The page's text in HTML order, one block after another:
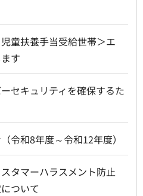
童扶養手当受給世帯＞エ
す
セキュリティを確保するた
令和8年度～令和12年度）
タマーハラスメント防止
ついて